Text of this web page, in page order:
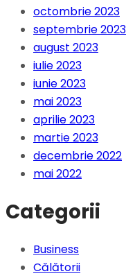
octombrie 2023
septembrie 2023
august 2023
iulie 2023
iunie 2023
mai 2023
aprilie 2023
martie 2023
decembrie 2022
mai 2022
Categorii
Business
Călătorii